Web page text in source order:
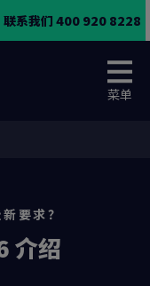
联系我们 400 920 8228
菜单
介绍
要求？